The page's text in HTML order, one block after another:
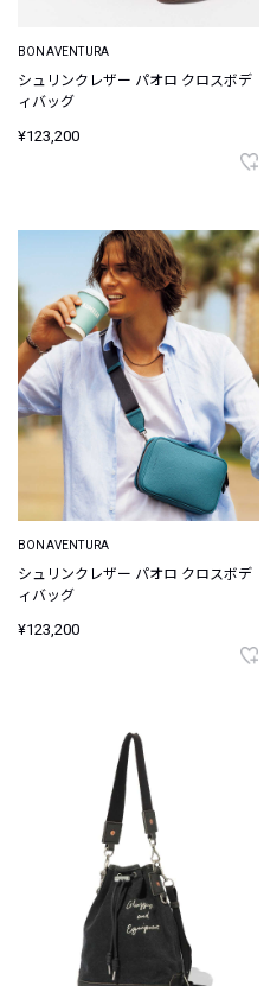
BONAVENTURA
シュリンクレザー パオロ クロスボデ
ィバッグ
¥123,200
BONAVENTURA
シュリンクレザー パオロ クロスボデ
ィバッグ
¥123,200